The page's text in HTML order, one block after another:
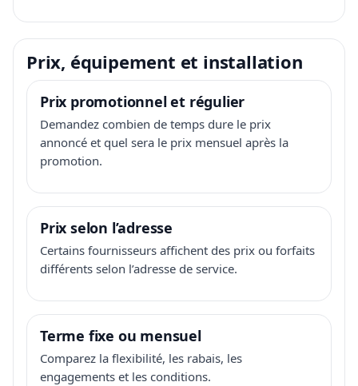
Prix, équipement et installation
Prix promotionnel et régulier
Demandez combien de temps dure le prix
annoncé et quel sera le prix mensuel après la
promotion.
Prix selon l’adresse
Certains fournisseurs affichent des prix ou forfaits
différents selon l’adresse de service.
Terme fixe ou mensuel
Comparez la flexibilité, les rabais, les
engagements et les conditions.